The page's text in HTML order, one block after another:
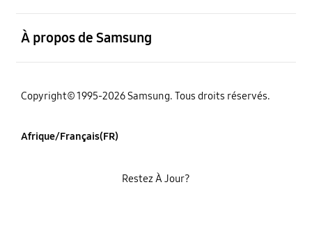
À propos de Samsung
Copyright© 1995-2026 Samsung. Tous droits réservés.
Afrique/Français(FR)
Restez À Jour?